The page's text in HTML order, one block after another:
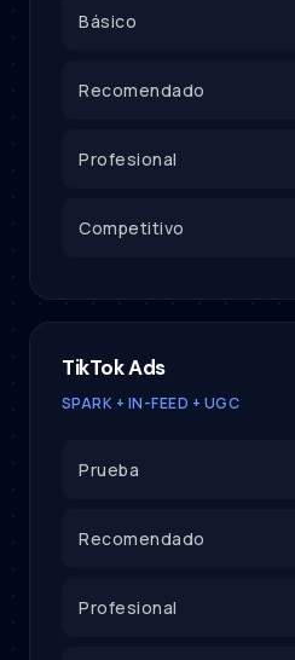
Básico
Recomendado
Profesional
Competitivo
TikTok Ads
SPARK + IN-FEED + UGC
Prueba
Recomendado
Profesional